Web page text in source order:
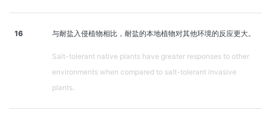
16 与耐盐入侵植物相比，耐盐的本地植物对其他环境的反应更大。
Salt-tolerant native plants have greater responses to other
environments when compared to salt-tolerant invasive
plants.